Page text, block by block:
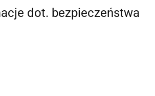
dot. bezpieczeństwa